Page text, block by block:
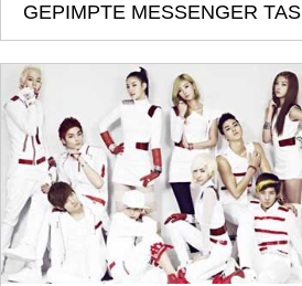
GEPIMPTE MESSENGER TAS